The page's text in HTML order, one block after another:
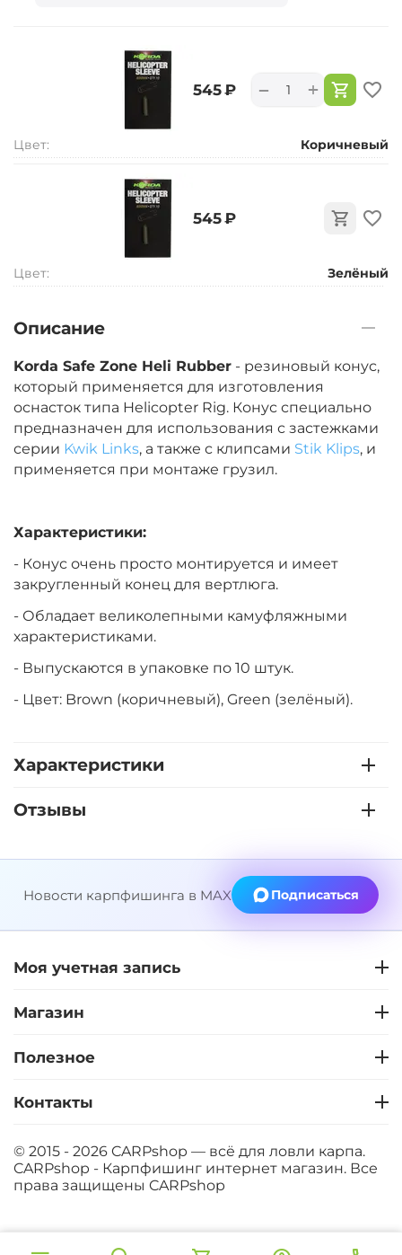
‍545‍ ₽ +
−
Цвет: Коричневый
‍545‍ ₽
Цвет: Зелёный
Описание
Korda Safe Zone Heli Rubber - резиновый конус,
который применяется для изготовления
оснасток типа Helicopter Rig. Конус специально
предназначен для использования с застежками
серии Kwik Links, а также с клипсами Stik Klips, и
применяется при монтаже грузил.
Характеристики:
- Конус очень просто монтируется и имеет
закругленный конец для вертлюга.
- Обладает великолепными камуфляжными
характеристиками.
- Выпускаются в упаковке по 10 штук.
- Цвет: Brown (коричневый), Green (зелёный).
Характеристики
Отзывы
Новости карпфишинга в MAX Подписаться
Моя учетная запись
Магазин
Полезное
Контакты
© 2015 - 2026 CARPshop — всё для ловли карпа.
CARPshop - Карпфишинг интернет магазин. Все
права защищены CARPshop